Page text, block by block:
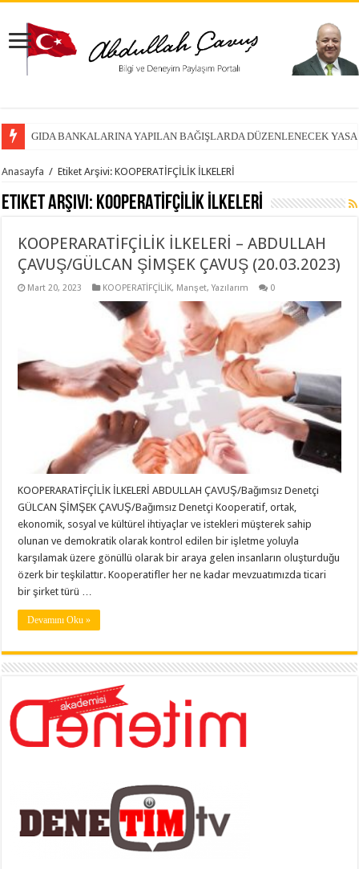
GIDA BANKALARINA YAPILAN BAĞIŞLARDA DÜZENLENECEK
Anasayfa / Etiket Arşivi: KOOPERATİFÇİLİK İLKELERİ
Etiket Arşivi: KOOPERATİFÇİLİK İLKELERİ
KOOPERARATİFÇİLİK İLKELERİ – ABDULLAH
ÇAVUŞ/GÜLCAN ŞİMŞEK ÇAVUŞ (20.03.2023)
Mart 20, 2023 KOOPERATİFÇİLİK, Manşet,Yazılarım 0
KOOPERARATİFÇİLİK İLKELERİ ABDULLAH ÇAVUŞ/Bağımsız Denetçi
GÜLCAN ŞİMŞEK ÇAVUŞ/Bağımsız Denetçi Kooperatif, ortak,
ekonomik, sosyal ve kültürel ihtiyaçlar ve istekleri müşterek sahip
olunan ve demokratik olarak kontrol edilen bir işletme yoluyla
karşılamak üzere gönüllü olarak bir araya gelen insanların oluşturduğu
özerk bir teşkilattır. Kooperatifler her ne kadar mevzuatımızda ticari
bir şirket türü …
Devamını Oku »